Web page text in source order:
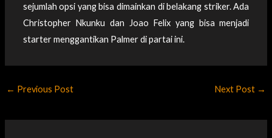
sejumlah opsi yang bisa dimainkan di belakang striker. Ada
Christopher Nkunku dan Joao Felix yang bisa menjadi
starter menggantikan Palmer di partai ini.
← Previous Post Next Post →